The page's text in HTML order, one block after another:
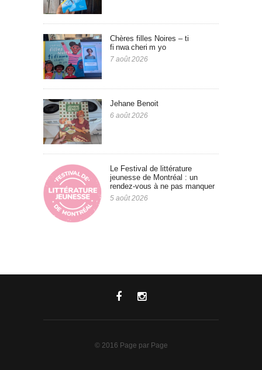
Chères filles Noires – ti
fi nwa cheri m yo
7 août 2026
Jehane Benoit
6 août 2026
Le Festival de littérature
jeunesse de Montréal : un
rendez-vous à ne pas manquer
5 août 2026
© 2016 Page par Page